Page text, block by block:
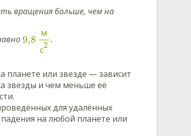
вращения больше, чем на
9,8
м
с2
.
планете или звезде — зависит
звезды и чем меньше её
для удалённых
на любой планете или